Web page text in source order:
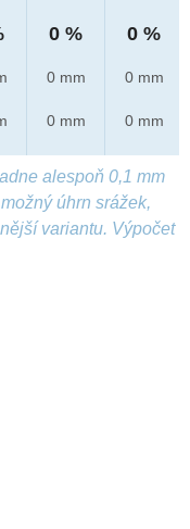
0 %
0 mm
0 mm
0 %
0 mm
0 mm
alespoň 0,1 mm
úhrn srážek,
variantu. Výpočet